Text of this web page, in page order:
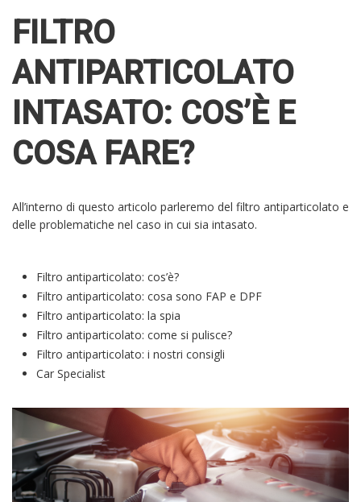
FILTRO
ANTIPARTICOLATO
INTASATO: COS’È E
COSA FARE?
All’interno di questo articolo parleremo del filtro antiparticolato e
delle problematiche nel caso in cui sia intasato.
Filtro antiparticolato: cos’è?
Filtro antiparticolato: cosa sono FAP e DPF
Filtro antiparticolato: la spia
Filtro antiparticolato: come si pulisce?
Filtro antiparticolato: i nostri consigli
Car Specialist